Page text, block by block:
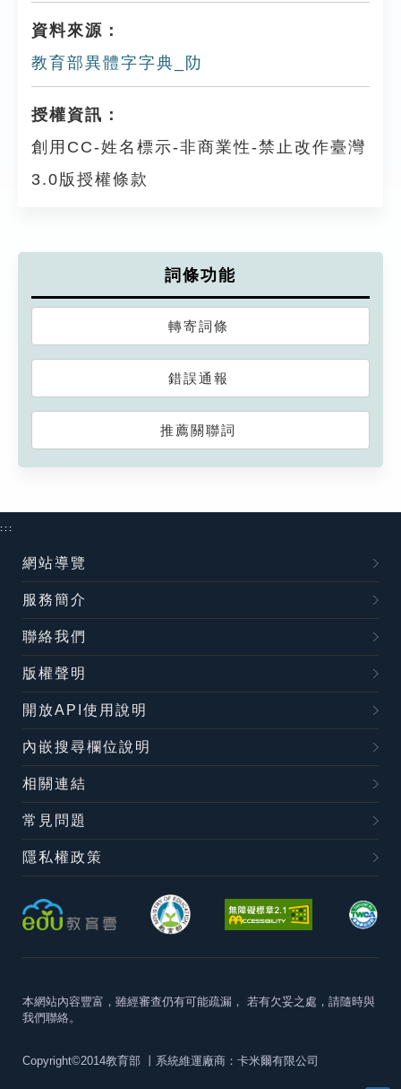
資料來源：
教育部異體字字典_阞
授權資訊：
創用CC-姓名標示-非商業性-禁止改作臺灣
3.0版授權條款
詞條功能
轉寄詞條
錯誤通報
推薦關聯詞
:::
網站導覽
服務簡介
聯絡我們
版權聲明
開放API使用說明
內嵌搜尋欄位說明
相關連結
常見問題
隱私權政策
本網站內容豐富，雖經審查仍有可能疏漏， 若有欠妥之處，請隨時與
我們聯絡。
Copyright©2014教育部 丨系統維運廠商：卡米爾有限公司